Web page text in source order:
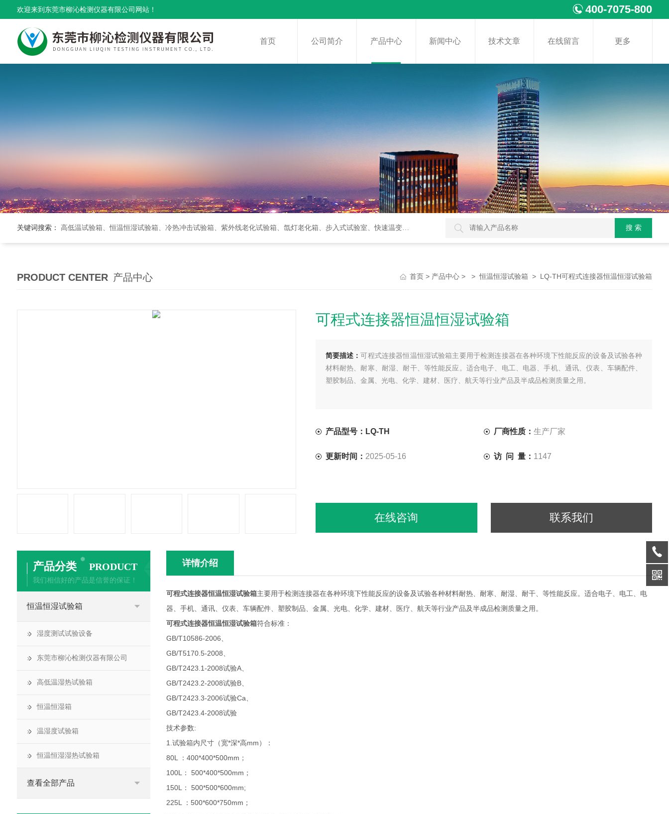
欢迎来到东莞市柳沁检测仪器有限公司网站！ 400-7075-800
首页 公司简介 产品中心 新闻中心 技术文章 在线留言 更多
关键词搜索： 高低温试验箱、恒温恒湿试验箱、冷热冲击试验箱、紫外线老化试验箱、氙灯老化箱、步入式试验室、快速温变箱、盐雾试验箱等等
PRODUCT CENTER 产品中心 首页 > 产品中心 > >恒温恒湿试验箱 > LQ-TH可程式连接器恒温恒湿试验箱
可程式连接器恒温恒湿试验箱
简要描述：可程式连接器恒温恒湿试验箱主要用于检测连接器在各种环境下性能反应的设备及试验各种
材料耐热、耐寒、耐湿、耐干、等性能反应。适合电子、电工、电器、手机、通讯、仪表、车辆配件、
塑胶制品、金属、光电、化学、建材、医疗、航天等行业产品及半成品检测质量之用。
产品型号：LQ-TH 厂商性质：生产厂家
更新时间： 2025-05-16 访 问 量： 1147
在线咨询 联系我们
详情介绍
可程式连接器恒温恒湿试验箱主要用于检测连接器在各种环境下性能反应的设备及试验各种材料耐热、耐寒、耐湿、耐干、等性能反应。适合电子、电工、电
器、手机、通讯、仪表、车辆配件、塑胶制品、金属、光电、化学、建材、医疗、航天等行业产品及半成品检测质量之用。
可程式连接器恒温恒湿试验箱符合标准：
GB/T10586-2006、
GB/T5170.5-2008、
GB/T2423.1-2008试验A、
GB/T2423.2-2008试验B、
GB/T2423.3-2006试验Ca、
GB/T2423.4-2008试验
技术参数:
1.试验箱内尺寸（宽*深*高mm）：
80L ：400*400*500mm；
100L： 500*400*500mm；
150L： 500*500*600mm;
225L ：500*600*750mm；
产品分类 PRODUCT
我们相信好的产品是信誉的保证！
恒温恒湿试验箱
湿度测试试验设备
东莞市柳沁检测仪器有限公司
高低温湿热试验箱
恒温恒湿箱
温湿度试验箱
恒温恒湿湿热试验箱
查看全部产品